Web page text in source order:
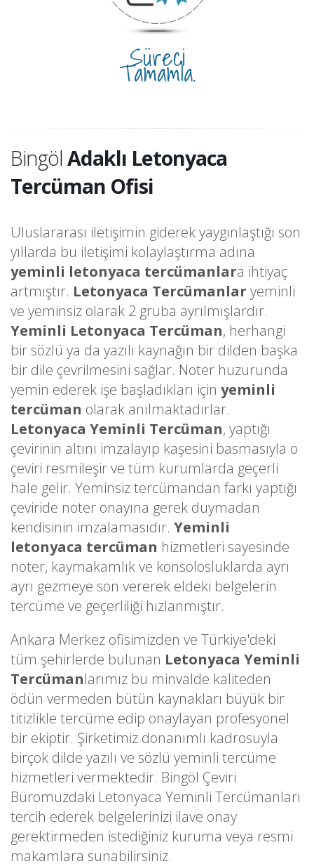
Süreci
Tamamla.
BingölAdaklı Letonyaca
Tercüman Ofisi
Uluslararası iletişimin giderek yaygınlaştığı son
yıllarda bu iletişimi kolaylaştırma adına
yeminli letonyaca tercümanlara ihtiyaç
artmıştır. Letonyaca Tercümanlar yeminli
ve yeminsiz olarak 2 gruba ayrılmışlardır.
Yeminli Letonyaca Tercüman, herhangi
bir sözlü ya da yazılı kaynağın bir dilden başka
bir dile çevrilmesini sağlar. Noter huzurunda
yemin ederek işe başladıkları için yeminli
tercüman olarak anılmaktadırlar.
Letonyaca Yeminli Tercüman, yaptığı
çevirinin altını imzalayıp kaşesini basmasıyla o
çeviri resmileşir ve tüm kurumlarda geçerli
hale gelir. Yeminsiz tercümandan farkı yaptığı
çeviride noter onayına gerek duymadan
kendisinin imzalamasıdır. Yeminli
letonyaca tercüman hizmetleri sayesinde
noter, kaymakamlık ve konsolosluklarda ayrı
ayrı gezmeye son vererek eldeki belgelerin
tercüme ve geçerliliği hızlanmıştır.
Ankara Merkez ofisimizden ve Türkiye'deki
tüm şehirlerde bulunan Letonyaca Yeminli
Tercümanlarımız bu minvalde kaliteden
ödün vermeden bütün kaynakları büyük bir
titizlikle tercüme edip onaylayan profesyonel
bir ekiptir. Şirketimiz donanımlı kadrosuyla
birçok dilde yazılı ve sözlü yeminli tercüme
hizmetleri vermektedir. Bingöl Çeviri
Büromuzdaki Letonyaca Yeminli Tercümanları
tercih ederek belgelerinizi ilave onay
gerektirmeden istediğiniz kuruma veya resmi
makamlara sunabilirsiniz.